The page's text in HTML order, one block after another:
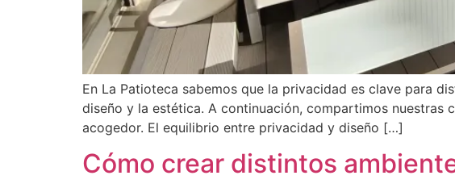
En La Patioteca sabemos que la privacidad es clave para
diseño y la estética. A continuación, compartimos nuestras
acogedor. El equilibrio entre privacidad y diseño […]
Cómo crear distintos